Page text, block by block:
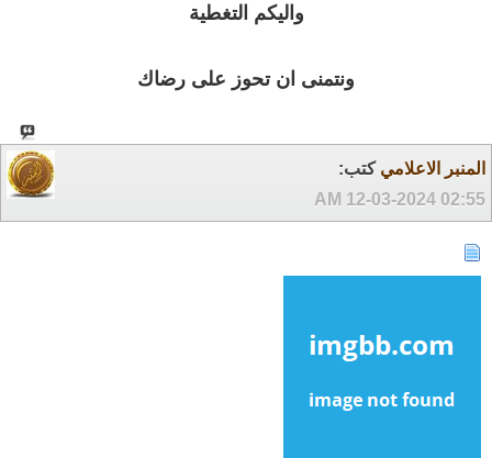
واليكم التغطية
ونتمنى ان تحوز على رضاك
المنبر الاعلامي كتب:
12-03-2024 02:55 AM